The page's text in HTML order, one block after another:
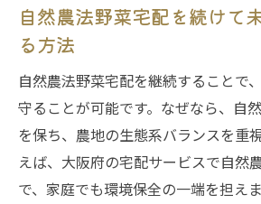
自然農法野菜宅配を続けて
る方法
自然農法野菜宅配を継続することで
守ることが可能です。なぜなら、自
を保ち、農地の生態系バランスを重
えば、大阪府の宅配サービスで自然
で、家庭でも環境保全の一端を担え